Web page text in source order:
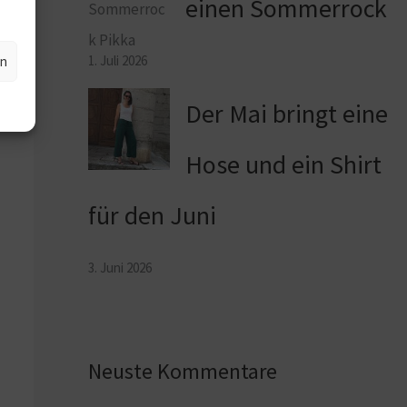
einen Sommerrock
1. Juli 2026
Der Mai bringt eine
Hose und ein Shirt
für den Juni
3. Juni 2026
Neuste Kommentare